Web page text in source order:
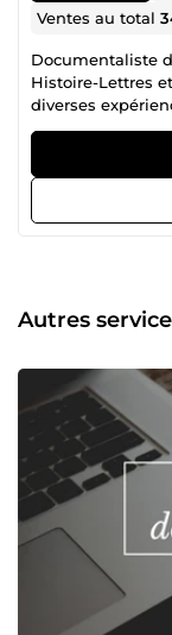
Ventes au total
Documentaliste
Histoire-Lettres
diverses
la Presse écrite,
encore de la
documentaliste –
l’information
Autres